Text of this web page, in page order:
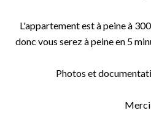
L'appartement est à peine à
donc vous serez à peine en 5
Photos et
Merci